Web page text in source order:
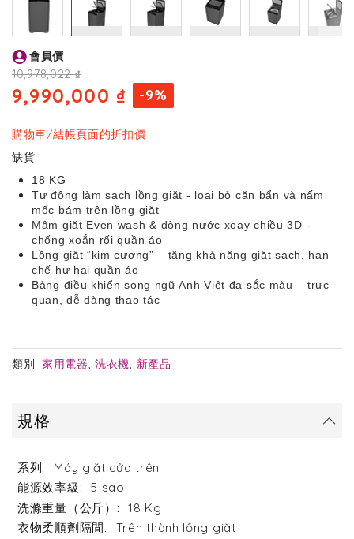
to
the
beginning
of
images
會員價
10,978,022 ₫
9,990,000 ₫ -9%
購物車/結帳頁面的折扣價
缺貨
18 KG
Tự động làm sạch lồng giặt - loại bỏ cặn bẩn và nấm
mốc bám trên lồng giặt
Mâm giặt Even wash & dòng nước xoay chiều 3D -
chống xoắn rối quần áo
Lồng giặt “kim cương” – tăng khả năng giặt sạch, hạn
chế hư hại quần áo
Bảng điều khiển song ngữ Anh Việt đa sắc màu – trực
quan, dễ dàng thao tác
類別: 家用電器,洗衣機, 新產品
規格
Máy giặt cửa trên
5 sao
18 Kg
Trên thành lồng giặt